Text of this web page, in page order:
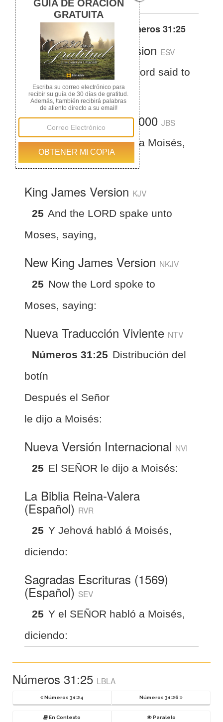
Otras traducciones de Números 31:25
English Standard Version ESV
Numbers 31:25 The Lord said to
Moses,
La Biblia del Jubileo 2000 JBS
25 Y el SEÑOR habló a Moisés,
diciendo
King James Version KJV
25 And the LORD spake unto
Moses, saying,
New King James Version NKJV
25 Now the Lord spoke to
Moses, saying:
Nueva Traducción Viviente NTV
Números 31:25 Distribución del
botín
Después el Señor
le dijo a Moisés:
Nueva Versión Internacional NVI
25 El SEÑOR le dijo a Moisés:
La Biblia Reina-Valera
(Español) RVR
25 Y Jehová habló á Moisés,
diciendo:
Sagradas Escrituras (1569)
(Español) SEV
25 Y el SEÑOR habló a Moisés,
diciendo:
Números 31:25 LBLA
Números 31:24 Números 31:26
En Contexto Paralelo